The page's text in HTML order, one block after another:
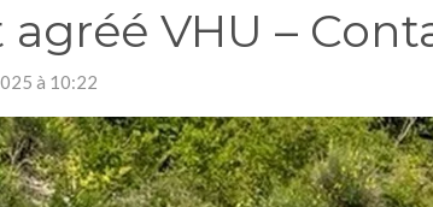
VHU –
à 10:22